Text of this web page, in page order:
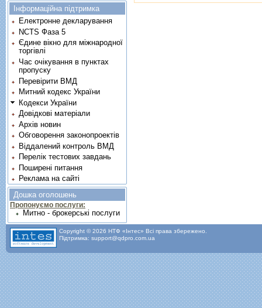
Інформаційна підтримка
Електронне декларування
NCTS Фаза 5
Єдине вікно для міжнародної
торгівлі
Час очікування в пунктах
пропуску
Перевірити ВМД
Митний кодекс України
Кодекси України
Довідкові матеріали
Архів новин
Обговорення законопроектів
Віддалений контроль ВМД
Перелік тестових завдань
Поширені питання
Реклама на сайті
Дошка оголошень
Пропонуємо послуги:
Митно - брокерські послуги
Copyright © 2026 НТФ «Інтес» Всі права збережено.
Підтримка: support@qdpro.com.ua